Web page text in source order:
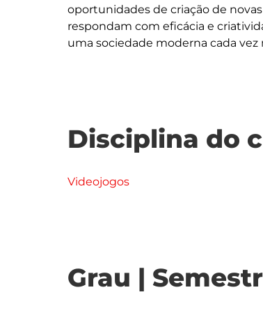
oportunidades de criação de
respondam com eficácia e
Disciplina do
Videojogos
Grau |